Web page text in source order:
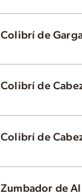
Colibrí de
Colibrí de
Colibrí de
Zumbador de